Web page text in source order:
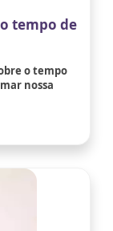
tempo de
o tempo
nossa